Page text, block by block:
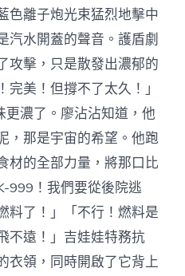
色離子炮光束猛烈地擊中
汽水開蓋的聲音。護盾劇
攻擊，只是散發出濃郁的
美！但撐不了太久！」
濃了。廖沾沾知道，他
，那是宇宙的希望。他跑
材的全部力量，將那口比
999！我們要從後院逃
料了！」「不行！燃料是
不遠！」吉娃娃特務抗
衣領，同時開啟了它背上